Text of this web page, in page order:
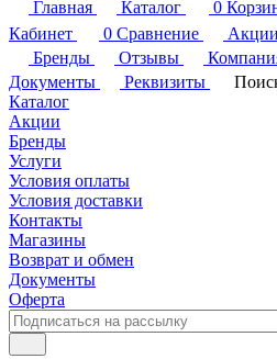
Главная
Каталог 0
Кабинет
0 Сравнение Акции
Бренды
Отзывы
Документы
Реквизиты
Каталог
Акции
Бренды
Услуги
Условия оплаты
Условия доставки
Контакты
Магазины
Возврат и обмен
Документы
Оферта